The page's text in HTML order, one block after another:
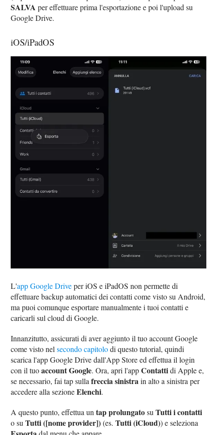
SALVA per effettuare prima l'esportazione e poi l'upload su
Google Drive.
iOS/iPadOS
L'app Google Driveper iOS e iPadOS non permette di
effettuare backup automatici dei contatti come visto su Android,
ma puoi comunque esportare manualmente i tuoi contatti e
caricarli sul cloud di Google.
Innanzitutto, assicurati di aver aggiunto il tuo account Google
come visto nelsecondo capitolodi questo tutorial, quindi
scarica l'app Google Drive dall'App Store ed effettua il login
con il tuoaccount Google. Ora, apri l'appContattidi Apple e,
se necessario, fai tap sullafreccia sinistrain alto a sinistra per
accedere alla sezioneElenchi.
A questo punto, effettua untap prolungatosuTutti i contatti
o suTutti ([nome provider])(es.Tutti (iCloud)) e seleziona